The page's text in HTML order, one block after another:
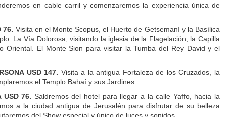
en cable carril y comenzaremos la experiencia única de
76. Visita en el Monte Scopus, el Huerto de Getsemaní y la Basílica
La Vía Dolorosa, visitando la iglesia de la Flagelación, la Capilla
El Monte Sion para visitar la Tumba del Rey David y el
USD 147. Visita a la antigua Fortaleza de los Cruzados, la
el Templo Bahaí y sus Jardines.
USD 76. Saldremos del hotel para llegar a la calle Yaffo, hacia la
a la ciudad antigua de Jerusalén para disfrutar de su belleza